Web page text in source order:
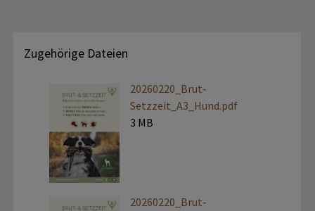
Zugehörige Dateien
20260220_Brut-
Setzzeit_A3_Hund.pdf
3 MB
20260220_Brut-